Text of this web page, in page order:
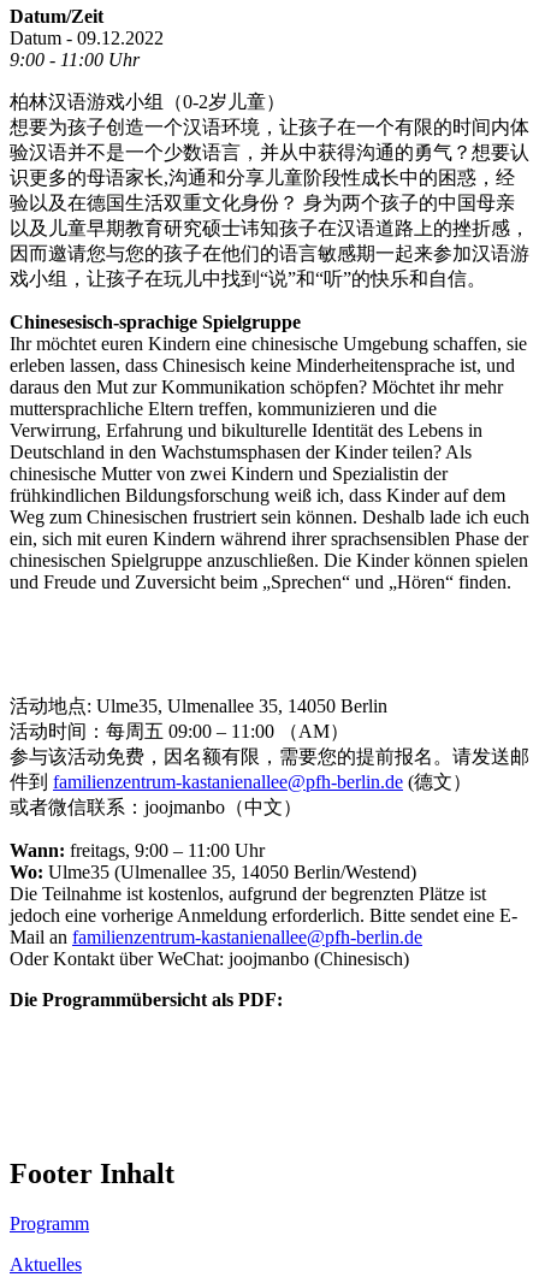
Datum/Zeit
Datum - 09.12.2022
9:00 - 11:00 Uhr
柏林汉语游戏小组（0-2岁儿童）
想要为孩子创造一个汉语环境，让孩子在一个有限的时间内体
验汉语并不是一个少数语言，并从中获得沟通的勇气？想要认
识更多的母语家长,沟通和分享儿童阶段性成长中的困惑，经
验以及在德国生活双重文化身份？ 身为两个孩子的中国母亲
以及儿童早期教育研究硕士讳知孩子在汉语道路上的挫折感，
因而邀请您与您的孩子在他们的语言敏感期一起来参加汉语游
戏小组，让孩子在玩儿中找到“说”和“听”的快乐和自信。
Chinesesisch-sprachige Spielgruppe
Ihr möchtet euren Kindern eine chinesische Umgebung schaffen, sie
erleben lassen, dass Chinesisch keine Minderheitensprache ist, und
daraus den Mut zur Kommunikation schöpfen? Möchtet ihr mehr
muttersprachliche Eltern treffen, kommunizieren und die
Verwirrung, Erfahrung und bikulturelle Identität des Lebens in
Deutschland in den Wachstumsphasen der Kinder teilen? Als
chinesische Mutter von zwei Kindern und Spezialistin der
frühkindlichen Bildungsforschung weiß ich, dass Kinder auf dem
Weg zum Chinesischen frustriert sein können. Deshalb lade ich euch
ein, sich mit euren Kindern während ihrer sprachsensiblen Phase der
chinesischen Spielgruppe anzuschließen. Die Kinder können spielen
und Freude und Zuversicht beim „Sprechen“ und „Hören“ finden.
活动地点: Ulme35, Ulmenallee 35, 14050 Berlin
活动时间：每周五 09:00 – 11:00 （AM）
参与该活动免费，因名额有限，需要您的提前报名。请发送邮
件到 familienzentrum-kastanienallee@pfh-berlin.de (德文）
或者微信联系：joojmanbo（中文）
Wann: freitags, 9:00 – 11:00 Uhr
Wo: Ulme35 (Ulmenallee 35, 14050 Berlin/Westend)
Die Teilnahme ist kostenlos, aufgrund der begrenzten Plätze ist
jedoch eine vorherige Anmeldung erforderlich. Bitte sendet eine E-
Mail an familienzentrum-kastanienallee@pfh-berlin.de
Oder Kontakt über WeChat: joojmanbo (Chinesisch)
Die Programmübersicht als PDF:
Footer Inhalt
Programm
Aktuelles